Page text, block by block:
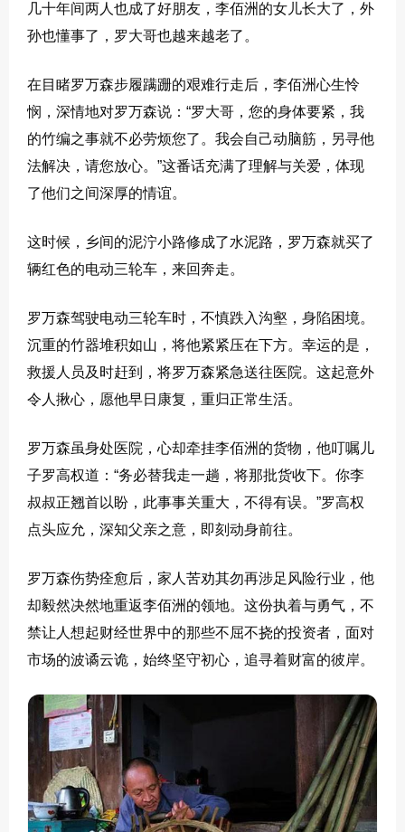
几十年间两人也成了好朋友，李佰洲的女儿长大了，外
孙也懂事了，罗大哥也越来越老了。
在目睹罗万森步履蹒跚的艰难行走后，李佰洲心生怜
悯，深情地对罗万森说：“罗大哥，您的身体要紧，我
的竹编之事就不必劳烦您了。我会自己动脑筋，另寻他
法解决，请您放心。”这番话充满了理解与关爱，体现
了他们之间深厚的情谊。
这时候，乡间的泥泞小路修成了水泥路，罗万森就买了
辆红色的电动三轮车，来回奔走。
罗万森驾驶电动三轮车时，不慎跌入沟壑，身陷困境。
沉重的竹器堆积如山，将他紧紧压在下方。幸运的是，
救援人员及时赶到，将罗万森紧急送往医院。这起意外
令人揪心，愿他早日康复，重归正常生活。
罗万森虽身处医院，心却牵挂李佰洲的货物，他叮嘱儿
子罗高权道：“务必替我走一趟，将那批货收下。你李
叔叔正翘首以盼，此事事关重大，不得有误。”罗高权
点头应允，深知父亲之意，即刻动身前往。
罗万森伤势痊愈后，家人苦劝其勿再涉足风险行业，他
却毅然决然地重返李佰洲的领地。这份执着与勇气，不
禁让人想起财经世界中的那些不屈不挠的投资者，面对
市场的波谲云诡，始终坚守初心，追寻着财富的彼岸。